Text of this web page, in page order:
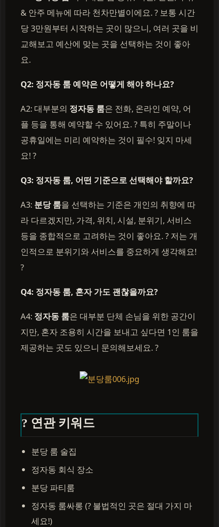
& 안주 메뉴에 따라 천차만별이에요. ? 보통 시간
당 3만원부터 시작하는 곳이 많으니, 여러 곳을 비
교해보고 예산에 맞는 곳을 선택하는 것이 좋아
요.
Q2: 정자동 룸 예약은 어떻게 해야 하나요?
A2: 대부분의 정자동 룸은 전화, 온라인 예약, 어
플 등을 통해 예약할 수 있어요. ? 특히 주말이나
공휴일에는 미리 예약하는 것이 필수! 잊지 마세
요! ?
Q3: 정자동 룸, 어떤 기준으로 선택해야 할까요?
A3: 분당 룸을 선택하는 기준은 개인의 취향에 따
라 다르겠지만, 가격, 위치, 시설, 분위기, 서비스
등을 종합적으로 고려하는 것이 좋아요. ? 저는 개
인적으로 분위기와 서비스를 중요하게 생각해요!
?
Q4: 정자동 룸, 혼자 가도 괜찮을까요?
A4: 정자동 룸은 대부분 단체 손님을 위한 공간이
지만, 혼자 조용히 시간을 보내고 싶다면 1인 룸을
제공하는 곳도 있으니 문의해보세요. ?
? 연관 키워드
분당 룸 술집
정자동 회식 장소
분당 파티룸
정자동 룸싸롱 (? 불법적인 곳은 절대 가지 마
세요!)